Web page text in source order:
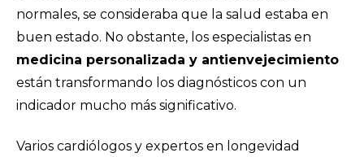
normales, se consideraba que la salud estaba en
buen estado. No obstante, los especialistas en
medicina personalizada y antienvejecimiento
están transformando los diagnósticos con un
indicador mucho más significativo.
Varios cardiólogos y expertos en longevidad